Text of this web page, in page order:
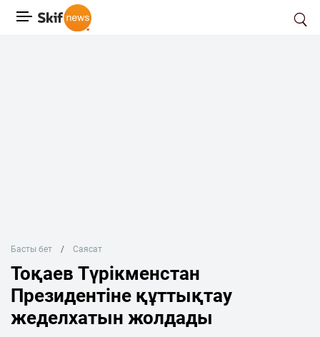
Басты бет Саясат
Тоқаев Түрікменстан
Президентіне құттықтау
жеделхатын жолдады